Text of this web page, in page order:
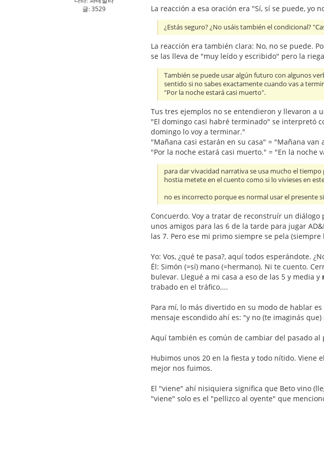
글: 3529
La reacción a esa oración era "Sí, sí se puede, yo
¿Estás seguro? ¿No usáis también el condicional?
La reacción era también clara: No, no se puede.
se las lleva de "muy leído y escribido" pero la
También se puede usar algún futuro con algunos
sentido si no sabes exactamente cuando vas a
"Por la noche estará casi muerto".
Tus tres ejemplos no se entendieron y llevaron a
"El domingo casi habré terminado" se interpretó
domingo lo voy a terminar."
"Mañana casi estarán en su casa" = "Mañana
"Por la noche estará casi muerto." = "En la noche
para dar vivacidad narrativa se usa mucho el
hostia metete en el cuento como si lo vivieses en
no es incorrecto porque es normal usar el presente
Concuerdo. Voy a tratar de reconstruír un
unos amigos para las 6 de la tarde para jugar
las 7. Pero ese mi primo siempre se pela
Yo: Vos, ¿qué te pasa?, aquí todos esperándote.
Él: Simón (=sí) mano (=hermano). Ni te cuento.
bulevar. Llegué a mi casa a eso de las 5 y media y
trabado en el tráfico....
Para mí, lo más divertido en su modo de hablar
mensaje escondido ahí es: "y no (te imaginás
Aquí también es común de cambiar del pasado al
Hubimos unos 20 en la fiesta y todo nítido. Viene
mejor nos fuimos.
El "viene" ahí nisiquiera significa que Beto vino
"viene" solo es el "pellizco al oyente" que